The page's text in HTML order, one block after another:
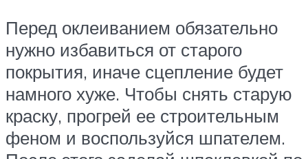
Перед оклеиванием обязательно
нужно избавиться от старого
покрытия, иначе сцепление будет
намного хуже. Чтобы снять старую
краску, прогрей ее строительным
феном и воспользуйся шпателем.